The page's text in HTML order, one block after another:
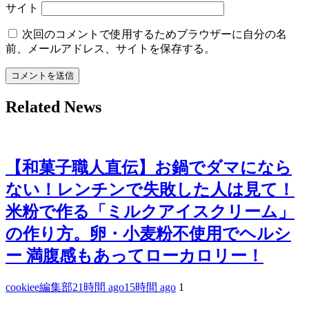
サイト
次回のコメントで使用するためブラウザーに自分の名
前、メールアドレス、サイトを保存する。
Related News
【和菓子職人直伝】お鍋でダマになら
ない！レンチンで失敗した人は見て！
米粉で作る「ミルクアイスクリーム」
の作り方。卵・小麦粉不使用でヘルシ
ー 満腹感もあってローカロリー！
cookiee編集部21時間 ago15時間 ago 1